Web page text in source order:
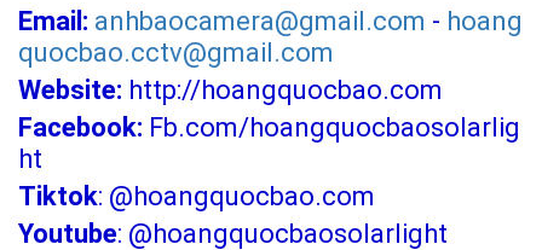
Email: anhbaocamera@gmail.com - hoang
quocbao.cctv@gmail.com
Website: http://hoangquocbao.com
Facebook: Fb.com/hoangquocbaosolarlig
ht
Tiktok: @hoangquocbao.com
Youtube: @hoangquocbaosolarlight